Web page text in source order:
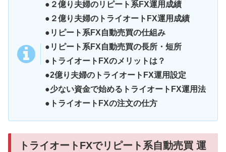
●２億り夫婦のリピート系FX運用成績
●２億り夫婦のトライオートFX運用成績
●リピート系FX自動売買の仕組み
●リピート系FX自動売買の長所・短所
●トライオートFXのメリットは？
●2億り夫婦のトライオートFX運用設定
●少ない資金で始めるトライオートFX運用法
●トライオートFXの注文の仕方
トライオートFXでリピート系自動売買 運